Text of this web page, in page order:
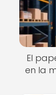
El
en la